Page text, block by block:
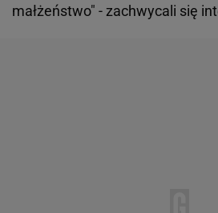
małżeństwo" - zachwycali się